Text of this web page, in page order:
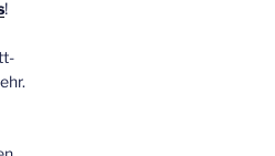
!